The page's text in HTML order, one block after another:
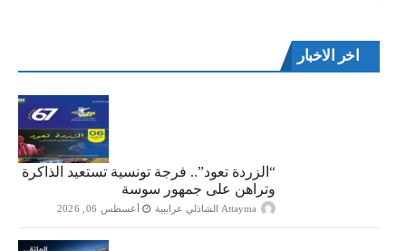
اخر الاخبار
“الزردة تعود”.. فرجة تونسية تستعيد الذاكرة
وتراهن على جمهور سوسة
Attayma الشاذلي عرايبية أغسطس 06, 2026